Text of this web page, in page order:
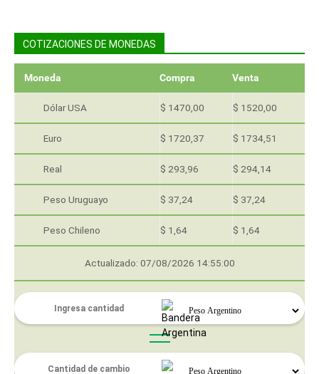
COTIZACIONES DE MONEDAS
Moneda Compra Venta
Dólar USA $ 1470,00 $ 1520,00
Euro $ 1720,37 $ 1734,51
Real $ 293,96 $ 294,14
Peso Uruguayo $ 37,24 $ 37,24
Peso Chileno $ 1,64 $ 1,64
Actualizado: 07/08/2026 14:55:00